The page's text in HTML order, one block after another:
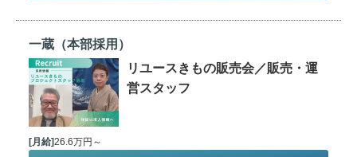
一蔵（本部採用）
リユースきもの販売会／販売・運
営スタッフ
[月給]26.6万円～